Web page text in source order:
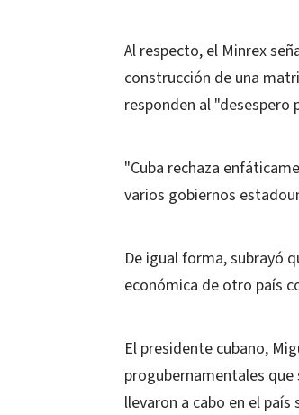
Al respecto, el Minrex
construcción de una
responden al "desespero
"Cuba rechaza
varios gobiernos
De igual forma, subrayó
económica de otro país
El presidente cubano,
progubernamentales
llevaron a cabo en el